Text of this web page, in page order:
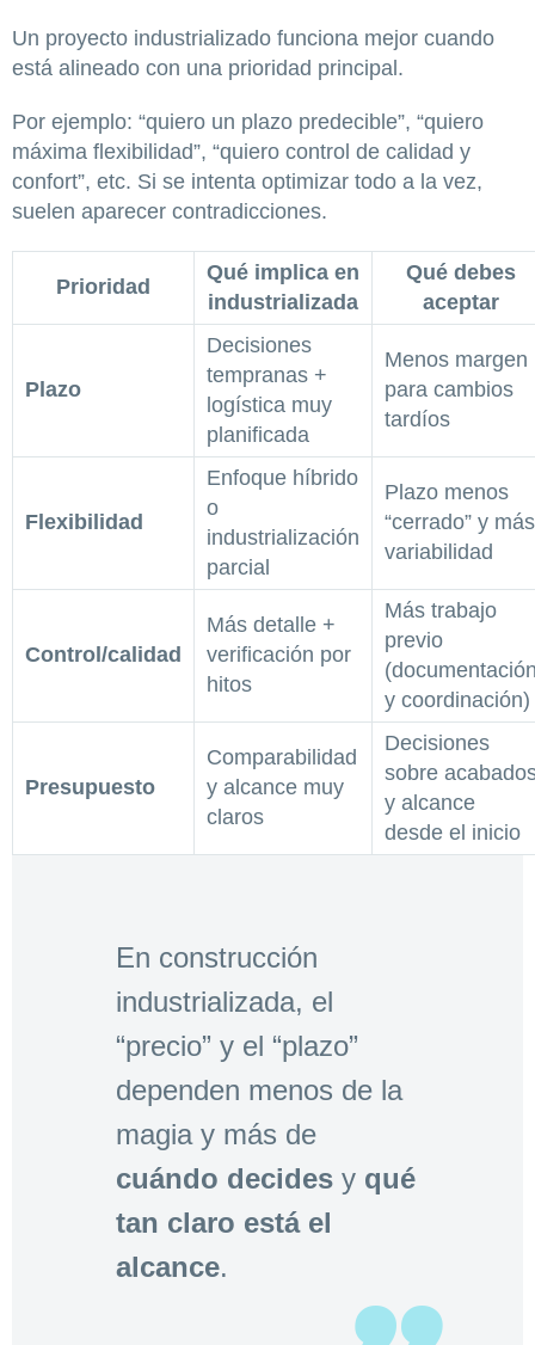
Un proyecto industrializado funciona mejor cuando
está alineado con una prioridad principal.
Por ejemplo: “quiero un plazo predecible”, “quiero
máxima flexibilidad”, “quiero control de calidad y
confort”, etc. Si se intenta optimizar todo a la vez,
suelen aparecer contradicciones.
Prioridad
Qué implica en
industrializada
Qué debes
aceptar
Plazo
Decisiones
tempranas +
logística muy
planificada
Menos margen
para cambios
tardíos
Flexibilidad
Enfoque híbrido
o
industrialización
parcial
Plazo menos
“cerrado” y más
variabilidad
Control/calidad
Más detalle +
verificación por
hitos
Más trabajo
previo
y coordinación)
Presupuesto
Comparabilidad
y alcance muy
claros
Decisiones
sobre
y alcance
desde el inicio
En construcción
industrializada, el
“precio” y el “plazo”
dependen menos de la
magia y más de
cuándo decides y qué
tan claro está el
alcance.